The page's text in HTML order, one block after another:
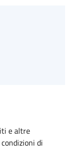
e altre
di